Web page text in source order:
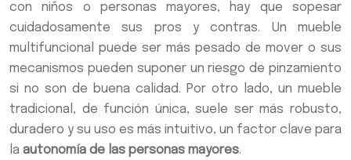
con niños o personas mayores, hay que sopesar
cuidadosamente sus pros y contras. Un mueble
multifuncional puede ser más pesado de mover o sus
mecanismos pueden suponer un riesgo de pinzamiento
si no son de buena calidad. Por otro lado, un mueble
tradicional, de función única, suele ser más robusto,
duradero y su uso es más intuitivo, un factor clave para
la autonomía de las personas mayores.